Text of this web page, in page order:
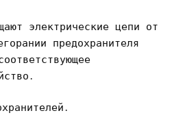
электрические цепи от
предохранителя